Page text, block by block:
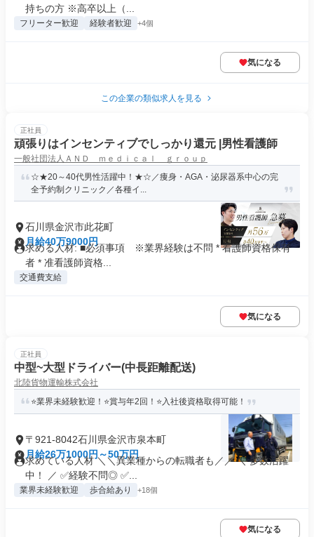
持ちの方 ※高卒以上（...
フリーター歓迎 経験者歓迎 +4個
気になる
この企業の類似求人を見る
正社員
頑張りはインセンティブでしっかり還元 |男性看護師
一般社団法人ＡＮＤ ｍｅｄｉｃａｌ ｇｒｏｕｐ
☆★20～40代男性活躍中！★☆／痩身・AGA・泌尿器系中心の完
全予約制クリニック／各種イ...
石川県金沢市此花町
月給40万9000円
求める人材: ■必須事項 ※業界経験は不問 * 看護師資格保有
者 * 准看護師資格...
交通費支給
気になる
正社員
中型~大型ドライバー(中長距離配送)
北陸貨物運輸株式会社
⭐業界未経験歓迎！⭐賞与年2回！⭐入社後資格取得可能！
〒921-8042石川県金沢市泉本町
月給26万1000円～50万円
求めている人材 ＼＼異業種からの転職者も／／ ＼ 多数活躍
中！ ／ ✅経験不問◎ ✅...
業界未経験歓迎 歩合給あり +18個
気になる